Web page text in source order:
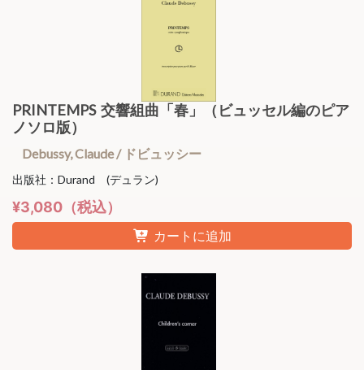
PRINTEMPS 交響組曲「春」（ビュッセル編のピア
ノソロ版）
Debussy, Claude / ドビュッシー
出版社：Durand (デュラン)
¥3,080（税込）
カートに追加